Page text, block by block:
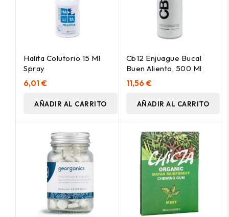
Halita Colutorio 15 Ml
Spray
6,01 €
AÑADIR AL CARRITO
Cb12 Enjuague Bucal
Buen Aliento, 500 Ml
11,56 €
AÑADIR AL CARRITO